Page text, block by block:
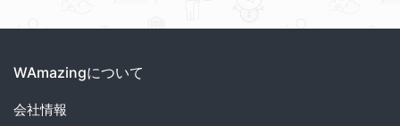
WAmazingについて
会社情報